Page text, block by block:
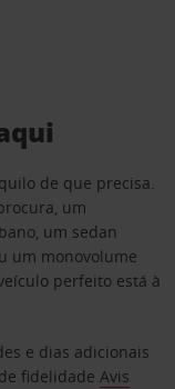
de que precisa.
um
um sedan
um monovolume
perfeito está à
e dias adicionais
fidelidade Avis